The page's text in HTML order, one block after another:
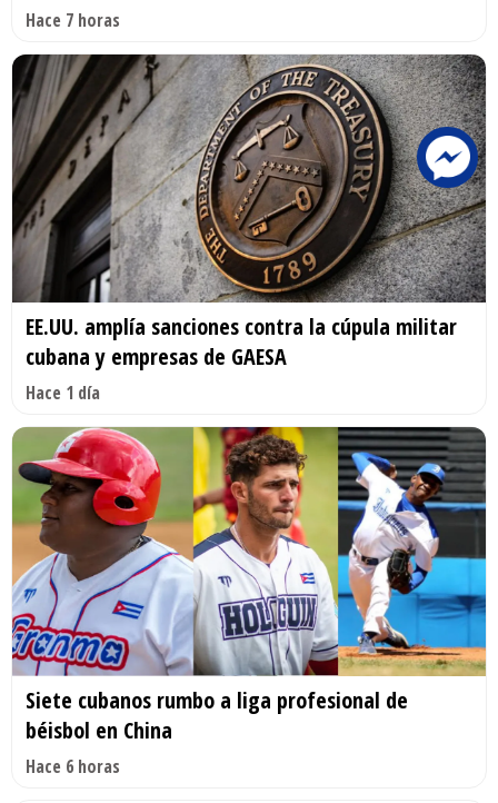
Hace 7 horas
EE.UU. amplía sanciones contra la cúpula militar
cubana y empresas de GAESA
Hace 1 día
Siete cubanos rumbo a liga profesional de
béisbol en China
Hace 6 horas